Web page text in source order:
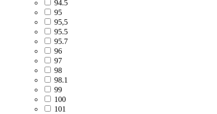
94.5
95
95,5
95.5
95.7
96
97
98
98.1
99
100
101